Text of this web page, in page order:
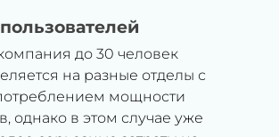
до 30 человек
на разные отделы с
мощности
однако в этом случае уже